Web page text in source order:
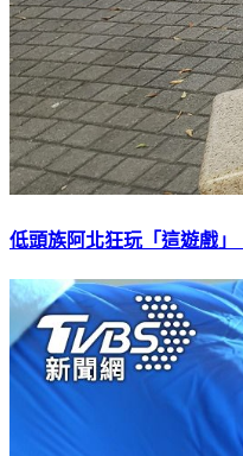
低頭族阿北狂玩「這遊戲